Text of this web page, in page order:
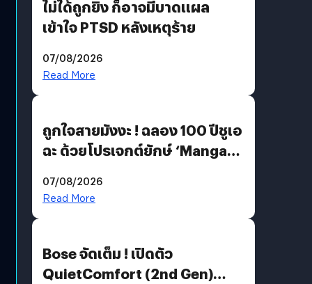
ไม่ได้ถูกยิง ก็อาจมีบาดแผล
เข้าใจ PTSD หลังเหตุร้าย
07/08/2026
Read More
ถูกใจสายมังงะ ! ฉลอง 100 ปีชูเอ
ฉะ ด้วยโปรเจกต์ยักษ์ ‘Manga
มีภาษาไทยด้วย
07/08/2026
Read More
Bose จัดเต็ม ! เปิดตัว
QuietComfort (2nd Gen)